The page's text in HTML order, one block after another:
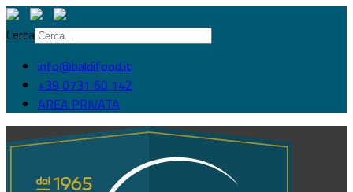
Cerca
info@baldifood.it
+39 0731 60 142
AREA PRIVATA